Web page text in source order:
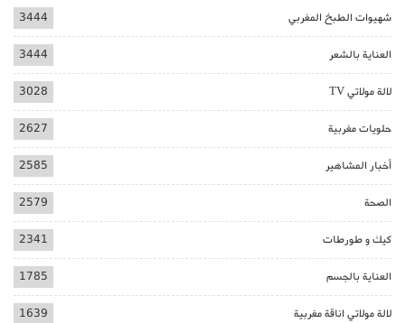
شهيوات الطبخ المغربي 3444
العناية بالشعر 3444
لالة مولاتي TV 3028
حلويات مغربية 2627
أخبار المشاهير 2585
الصحة 2579
كيك و طورطات 2341
العناية بالجسم 1785
لالة مولاتي اناقة مغربية 1639